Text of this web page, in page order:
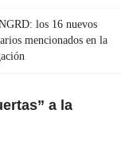
los 16 nuevos
mencionados en la
a la